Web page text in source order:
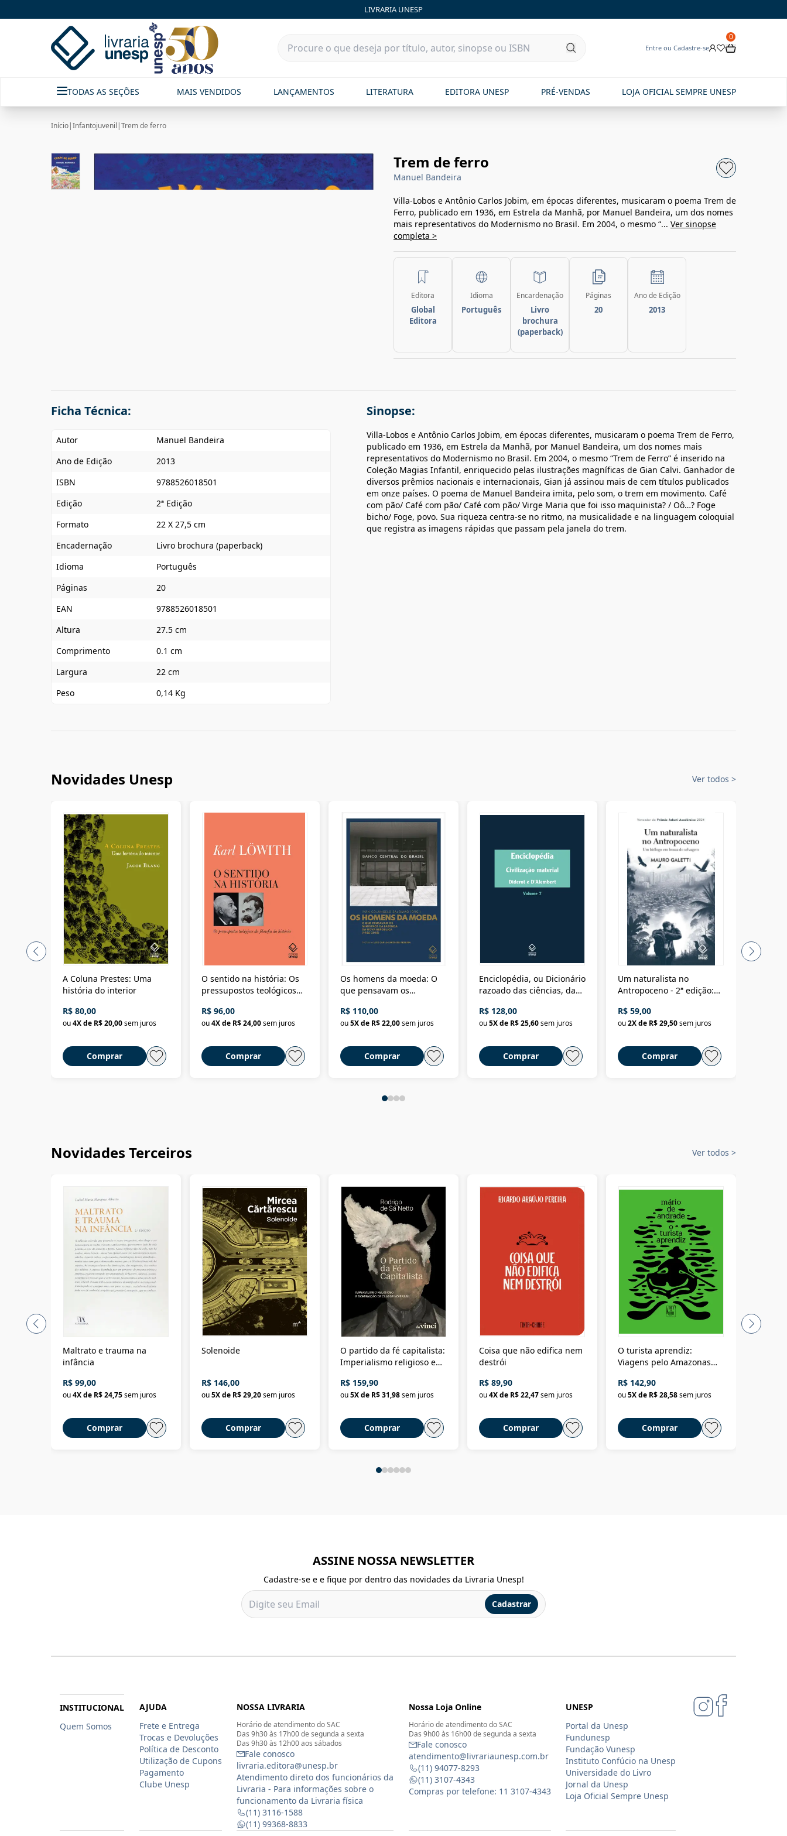
LIVRARIA UNESP
Entre ou Cadastre-se
0
TODAS AS SEÇÕES MAIS VENDIDOS LANÇAMENTOS LITERATURA EDITORA UNESP PRÉ-VENDAS LOJA OFICIAL SEMPRE UNESP
Início|Infantojuvenil |Trem de ferro
Trem de ferro
Manuel Bandeira
Villa-Lobos e Antônio Carlos Jobim, em épocas diferentes, musicaram o poema Trem de
Ferro, publicado em 1936, em Estrela da Manhã, por Manuel Bandeira, um dos nomes
mais representativos do Modernismo no Brasil. Em 2004, o mesmo “... Ver sinopse
completa >
Editora
Global
Editora
Idioma
Português
Encardenação
Livro
brochura
(paperback)
Páginas
20
Ano de Edição
2013
Ficha Técnica:
Autor
Manuel Bandeira
Ano de Edição
2013
ISBN
9788526018501
Edição
2ª Edição
Formato
22 X 27,5 cm
Encadernação
Livro brochura (paperback)
Idioma
Português
Páginas
20
EAN
9788526018501
Altura
27.5 cm
Comprimento
0.1 cm
Largura
22 cm
Peso
0,14 Kg
Sinopse:
Villa-Lobos e Antônio Carlos Jobim, em épocas diferentes, musicaram o poema Trem de Ferro,
publicado em 1936, em Estrela da Manhã, por Manuel Bandeira, um dos nomes mais
representativos do Modernismo no Brasil. Em 2004, o mesmo “Trem de Ferro” é inserido na
Coleção Magias Infantil, enriquecido pelas ilustrações magníficas de Gian Calvi. Ganhador de
diversos prêmios nacionais e internacionais, Gian já assinou mais de cem títulos publicados
em onze países. O poema de Manuel Bandeira imita, pelo som, o trem em movimento. Café
com pão/ Café com pão/ Café com pão/ Virge Maria que foi isso maquinista? / Oô…? Foge
bicho/ Foge, povo. Sua riqueza centra-se no ritmo, na musicalidade e na linguagem coloquial
que registra as imagens rápidas que passam pela janela do trem.
Novidades Unesp Ver todos >
A Coluna Prestes: Uma
história do interior
R$ 80,00
ou4X de R$ 20,00sem juros
Comprar
O sentido na história: Os
pressupostos teológicos
R$ 96,00
ou4X de R$ 24,00sem juros
Comprar
Os homens da moeda: O
que pensavam os
Nova República (1985-
2018)
R$ 110,00
ou5X de R$ 22,00sem juros
Comprar
Enciclopédia, ou Dicionário
razoado das ciências, das
Civilização material
R$ 128,00
ou5X de R$ 25,60sem juros
Comprar
Um naturalista no
Antropoceno - 2ª edição:
selvagem
R$ 59,00
ou2X de R$ 29,50sem juros
Comprar
Novidades Terceiros Ver todos >
Maltrato e trauma na
infância
R$ 99,00
ou4X de R$ 24,75sem juros
Comprar
Solenoide
R$ 146,00
ou5X de R$ 29,20sem juros
Comprar
O partido da fé capitalista:
Imperialismo religioso e
Brasil
R$ 159,90
ou5X de R$ 31,98sem juros
Comprar
Coisa que não edifica nem
destrói
R$ 89,90
ou4X de R$ 22,47sem juros
Comprar
O turista aprendiz:
Viagens pelo Amazonas
até a Bolívia e por Marajó
até dizer chega
R$ 142,90
ou5X de R$ 28,58sem juros
Comprar
ASSINE NOSSA NEWSLETTER
Cadastre-se e e fique por dentro das novidades da Livraria Unesp!
Cadastrar
INSTITUCIONAL
Quem Somos
AJUDA
Frete e Entrega
Trocas e Devoluções
Política de Desconto
Utilização de Cupons
Pagamento
Clube Unesp
NOSSA LIVRARIA
Horário de atendimento do SAC
Das 9h30 às 17h00 de segunda a sexta
Das 9h30 às 12h00 aos sábados
Fale conosco
livraria.editora@unesp.br
Atendimento direto dos funcionários da
Livraria - Para informações sobre o
funcionamento da Livraria física
(11) 3116-1588
(11) 99368-8833
Nossa Loja Online
Horário de atendimento do SAC
Das 9h00 às 16h00 de segunda a sexta
Fale conosco
atendimento@livrariaunesp.com.br
(11) 94077-8293
(11) 3107-4343
Compras por telefone: 11 3107-4343
UNESP
Portal da Unesp
Fundunesp
Fundação Vunesp
Instituto Confúcio na Unesp
Universidade do Livro
Jornal da Unesp
Loja Oficial Sempre Unesp